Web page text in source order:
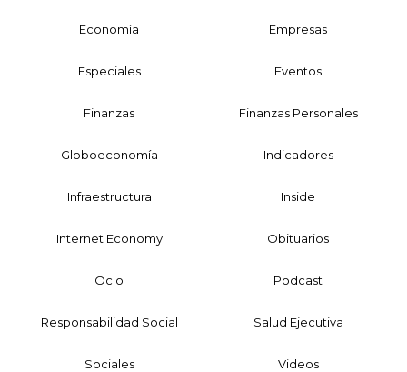
Economía Empresas
Especiales Eventos
Finanzas Finanzas Personales
Globoeconomía Indicadores
Infraestructura Inside
Internet Economy Obituarios
Ocio Podcast
Responsabilidad Social Salud Ejecutiva
Sociales Videos